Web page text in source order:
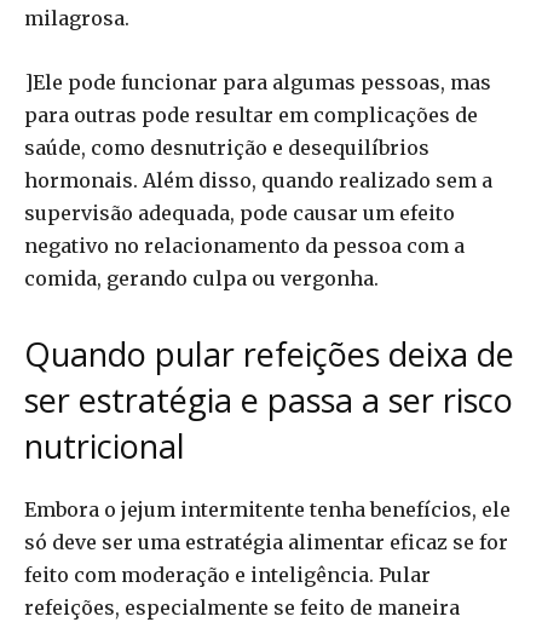
milagrosa.
]Ele pode funcionar para algumas pessoas, mas
para outras pode resultar em complicações de
saúde, como desnutrição e desequilíbrios
hormonais. Além disso, quando realizado sem a
supervisão adequada, pode causar um efeito
negativo no relacionamento da pessoa com a
comida, gerando culpa ou vergonha.
Quando pular refeições deixa de
ser estratégia e passa a ser risco
nutricional
Embora o jejum intermitente tenha benefícios, ele
só deve ser uma estratégia alimentar eficaz se for
feito com moderação e inteligência. Pular
refeições, especialmente se feito de maneira